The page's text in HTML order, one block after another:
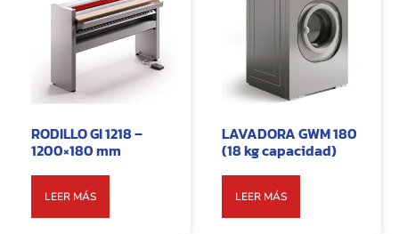
RODILLO GI 1218 –
1200×180 mm
LEER MÁS
LAVADORA GWM 180
(18 kg capacidad)
LEER MÁS